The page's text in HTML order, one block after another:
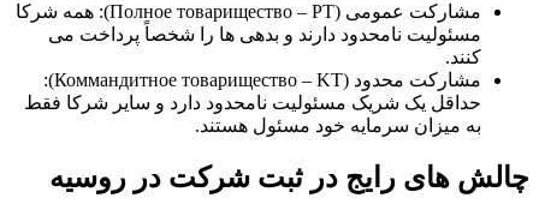
مشارکت عمومی (Полное товарищество – PT): همه شرکا
مسئولیت نامحدود دارند و بدهی ‌ها را شخصاً پرداخت می‌
کنند.
مشارکت محدود (Коммандитное товарищество – KT):
حداقل یک شریک مسئولیت نامحدود دارد و سایر شرکا فقط
به میزان سرمایه خود مسئول هستند.
چالش های رایج در ثبت شرکت در روسیه